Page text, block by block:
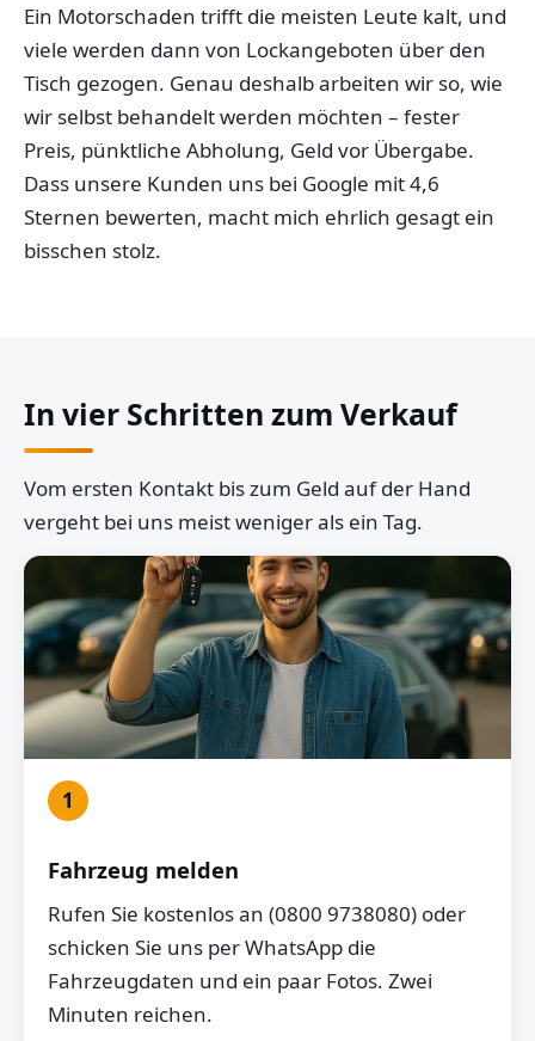
Ein Motorschaden trifft die meisten Leute kalt, und
viele werden dann von Lockangeboten über den
Tisch gezogen. Genau deshalb arbeiten wir so, wie
wir selbst behandelt werden möchten – fester
Preis, pünktliche Abholung, Geld vor Übergabe.
Dass unsere Kunden uns bei Google mit 4,6
Sternen bewerten, macht mich ehrlich gesagt ein
bisschen stolz.
In vier Schritten zum Verkauf
Vom ersten Kontakt bis zum Geld auf der Hand
vergeht bei uns meist weniger als ein Tag.
1
Fahrzeug melden
Rufen Sie kostenlos an (0800 9738080) oder
schicken Sie uns per WhatsApp die
Fahrzeugdaten und ein paar Fotos. Zwei
Minuten reichen.